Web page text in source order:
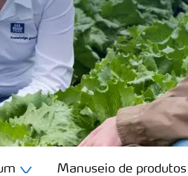
Manuseio de produtos